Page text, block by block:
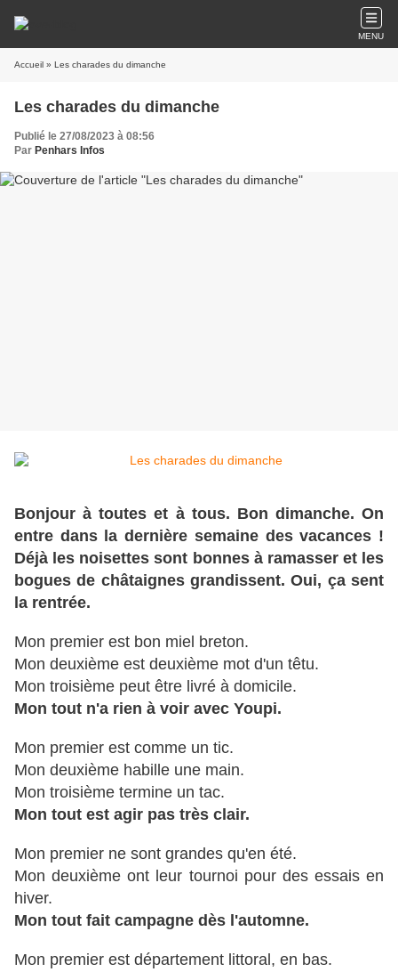
MENU
Accueil » Les charades du dimanche
Les charades du dimanche
Publié le 27/08/2023 à 08:56
Par Penhars Infos
Bonjour à toutes et à tous. Bon dimanche. On
entre dans la dernière semaine des vacances !
Déjà les noisettes sont bonnes à ramasser et les
bogues de châtaignes grandissent. Oui, ça sent
la rentrée.
Mon premier est bon miel breton.
Mon deuxième est deuxième mot d'un têtu.
Mon troisième peut être livré à domicile.
Mon tout n'a rien à voir avec Youpi.
Mon premier est comme un tic.
Mon deuxième habille une main.
Mon troisième termine un tac.
Mon tout est agir pas très clair.
Mon premier ne sont grandes qu'en été.
Mon deuxième ont leur tournoi pour des essais en
hiver.
Mon tout fait campagne dès l'automne.
Mon premier est département littoral, en bas.